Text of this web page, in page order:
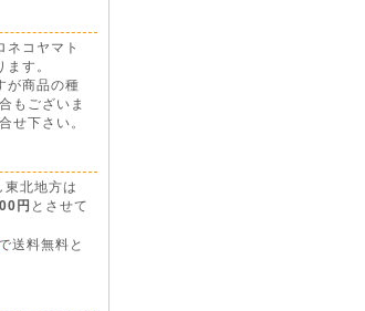
ネコヤマト
ます。
が商品の種
もございま
せ下さい。
東北地方は
円 とさせて
送料無料と